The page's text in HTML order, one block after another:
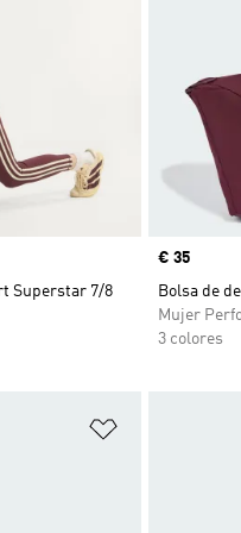
Superstar 7/8
Precio
€ 35
Bolsa de
Mujer
3 colores
Añadir a la